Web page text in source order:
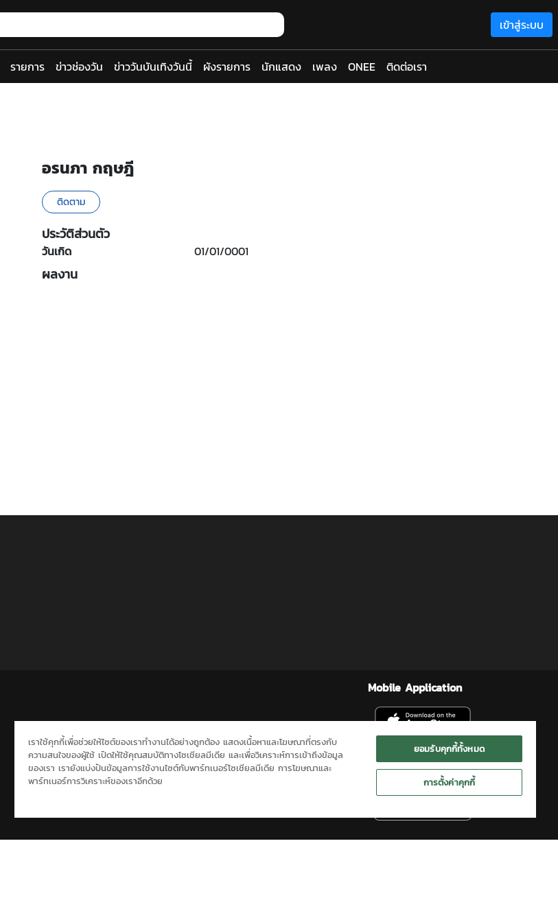
เข้าสู่ระบบ
รายการ ข่าวช่องวัน ข่าววันบันเทิงวันนี้ ผังรายการ นักแสดง เพลง ONEE ติดต่อเรา
อรนภา กฤษฎี
ติดตาม
ประวัติส่วนตัว
วันเกิด 01/01/0001
ผลงาน
Mobile Application
เราใช้คุกกี้เพื่อช่วยให้ไซต์ของเราทำงานได้อย่างถูกต้อง แสดงเนื้อหาและโฆษณาที่ตรงกับ
ความสนใจของผู้ใช้ เปิดให้ใช้คุณสมบัติทางโซเชียลมีเดีย และเพื่อวิเคราะห์การเข้าถึงข้อมูล
ของเรา เรายังแบ่งปันข้อมูลการใช้งานไซต์กับพาร์ทเนอร์โซเชียลมีเดีย การโฆษณาและ
พาร์ทเนอร์การวิเคราะห์ของเราอีกด้วย
ยอมรับคุกกี้ทั้งหมด
การตั้งค่าคุกกี้